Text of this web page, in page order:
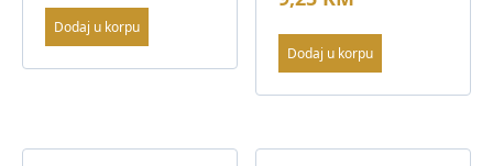
Dodaj u korpu
Dodaj u korpu